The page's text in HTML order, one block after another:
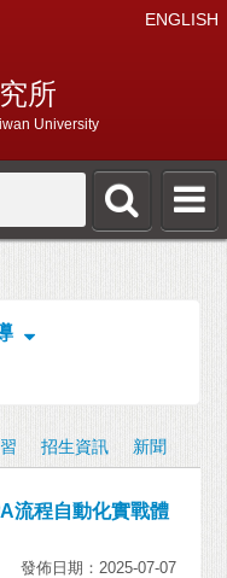
ENGLISH
所
University
招生資訊 新聞
流程自動化實戰體
發佈日期：2025-07-07